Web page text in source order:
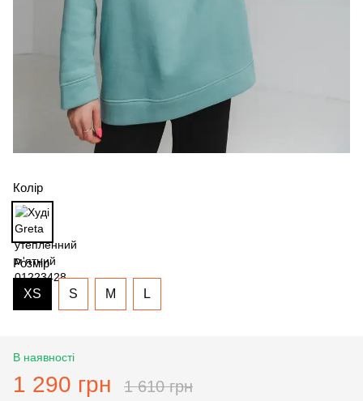
Колір
Розмір
XS S M L
В наявності
1 290 грн 1 610 грн